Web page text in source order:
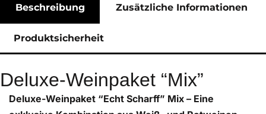
Beschreibung Zusätzliche Informationen
Produktsicherheit
Deluxe-Weinpaket “Mix”
Deluxe-Weinpaket “Echt Scharff” Mix – Eine